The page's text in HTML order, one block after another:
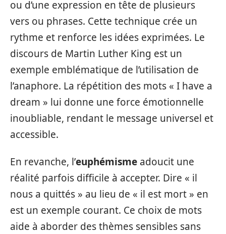
ou d’une expression en tête de plusieurs
vers ou phrases. Cette technique crée un
rythme et renforce les idées exprimées. Le
discours de Martin Luther King est un
exemple emblématique de l’utilisation de
l’anaphore. La répétition des mots « I have a
dream » lui donne une force émotionnelle
inoubliable, rendant le message universel et
accessible.
En revanche, l’euphémisme adoucit une
réalité parfois difficile à accepter. Dire « il
nous a quittés » au lieu de « il est mort » en
est un exemple courant. Ce choix de mots
aide à aborder des thèmes sensibles sans